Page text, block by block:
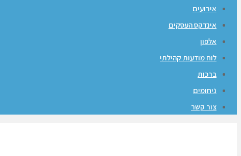
אירועים
אינדקס העסקים
אלפון
לוח מודעות קהילתי
ברכות
ניחומים
צור קשר